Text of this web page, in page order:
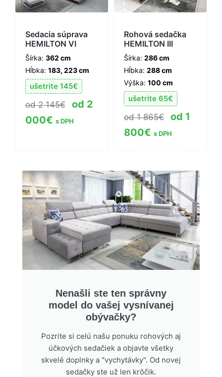
Sedacia súprava
HEMILTON VI
Šírka: 362 cm
Hĺbka: 183, 223 cm
ušetrite 145€
2 145€
2
000€ s DPH
Rohová sedačka
HEMILTON III
Šírka: 286 cm
Hĺbka: 288 cm
Výška: 100 cm
ušetrite 65€
1 865€
1
800€ s DPH
informácií
Nenašli ste ten správny
model do vašej vysnívanej
obývačky?
Pozrite si celú našu ponuku rohových aj
účkových sedačiek a objavte všetky
skvelé doplnky a "vychytávky". Od novej
sedačky ste už len krôčik.